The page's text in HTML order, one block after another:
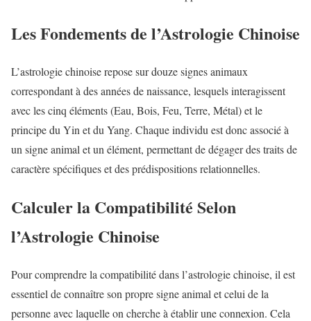
Les Fondements de l’Astrologie Chinoise
L’astrologie chinoise repose sur douze signes animaux
correspondant à des années de naissance, lesquels interagissent
avec les cinq éléments (Eau, Bois, Feu, Terre, Métal) et le
principe du Yin et du Yang. Chaque individu est donc associé à
un signe animal et un élément, permettant de dégager des traits de
caractère spécifiques et des prédispositions relationnelles.
Calculer la Compatibilité Selon
l’Astrologie Chinoise
Pour comprendre la compatibilité dans l’astrologie chinoise, il est
essentiel de connaître son propre signe animal et celui de la
personne avec laquelle on cherche à établir une connexion. Cela